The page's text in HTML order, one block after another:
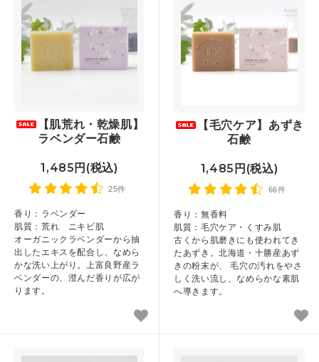
【肌荒れ・乾燥肌】
ラベンダー石鹸
1,485円(税込)
25件
香り：ラベンダー
肌質：荒れ ニキビ肌
オーガニックラベンダーから抽
出したエキスを配合し、なめら
かな洗い上がり。上富良野産ラ
ベンダーの、澄んだ香りが広が
ります。
【毛穴ケア】あずき
石鹸
1,485円(税込)
66件
香り：無香料
肌質：毛穴ケア・くすみ肌
古くから肌磨きにも使われてき
たあずき。北海道・十勝産あず
きの粉末が、 毛穴の汚れをやさ
しく洗い流し、なめらかな素肌
へ導きます。